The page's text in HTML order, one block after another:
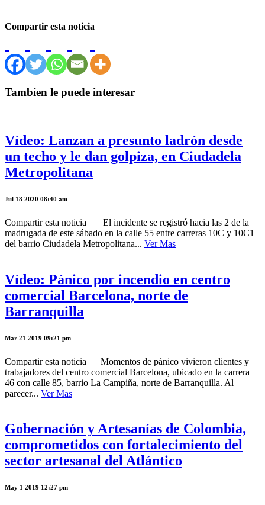
Compartir esta noticia
Tambíen le puede interesar
Vídeo: Lanzan a presunto ladrón desde
un techo y le dan golpiza, en Ciudadela
Metropolitana
Jul 18 2020 08:40 am
Compartir esta noticia El incidente se registró hacia las 2 de la
madrugada de este sábado en la calle 55 entre carreras 10C y 10C1
del barrio Ciudadela Metropolitana... Ver Mas
Vídeo: Pánico por incendio en centro
comercial Barcelona, norte de
Barranquilla
Mar 21 2019 09:21 pm
Compartir esta noticia Momentos de pánico vivieron clientes y
trabajadores del centro comercial Barcelona, ubicado en la carrera
46 con calle 85, barrio La Campiña, norte de Barranquilla. Al
parecer... Ver Mas
Gobernación y Artesanías de Colombia,
comprometidos con fortalecimiento del
sector artesanal del Atlántico
May 1 2019 12:27 pm